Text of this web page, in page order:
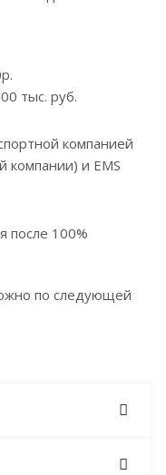
тыс. руб.
компанией
компании) и EMS
после 100%
по следующей